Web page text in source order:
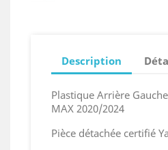
Description
Plastique Arrière
MAX 2020/2024
Pièce détachée certifié